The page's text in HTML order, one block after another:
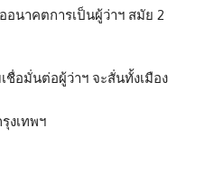
นาคตการเป็นผู้ว่าฯ สมัย 2
อมั่นต่อผู้ว่าฯ จะสั่นทั้งเมือง
งเทพฯ